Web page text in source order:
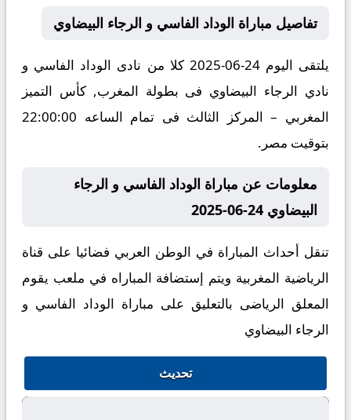
تفاصيل مباراة الوداد الفاسي و الرجاء البيضاوي
يلتقى اليوم 24-06-2025 كلا من نادى الوداد الفاسي و
نادي الرجاء البيضاوي فى بطولة المغرب, كأس التميز
المغربي – المركز الثالث فى تمام الساعه 22:00:00
بتوقيت مصر.
معلومات عن مباراة الوداد الفاسي و الرجاء
البيضاوي 24-06-2025
تنقل أحداث المباراة في الوطن العربي فضائيا على قناة
الرياضية المغربية ويتم إستضافة المباراه في ملعب يقوم
المعلق الرياضى بالتعليق على مباراة الوداد الفاسي و
الرجاء البيضاوي
تحديث